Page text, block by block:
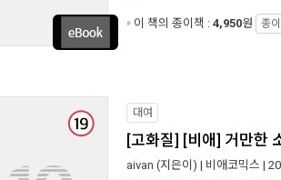
이 책의 종이책 : 4,950원 종이
대여
[고화질] [비애] 거만한
aivan (지은이) | 비애코믹스 |